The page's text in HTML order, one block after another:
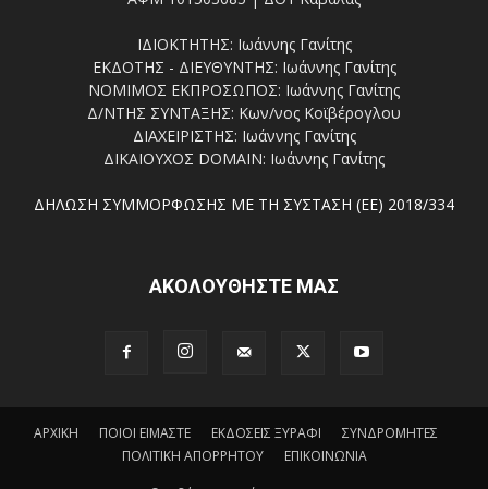
ΙΔΙΟΚΤΗΤΗΣ: Ιωάννης Γανίτης
ΕΚΔΟΤΗΣ - ΔΙΕΥΘΥΝΤΗΣ: Ιωάννης Γανίτης
ΝΟΜΙΜΟΣ ΕΚΠΡΟΣΩΠΟΣ: Ιωάννης Γανίτης
Δ/ΝΤΗΣ ΣΥΝΤΑΞΗΣ: Κων/νος Κοϊβέρογλου
ΔΙΑΧΕΙΡΙΣΤΗΣ: Ιωάννης Γανίτης
ΔΙΚΑΙΟΥΧΟΣ DOMAIN: Ιωάννης Γανίτης
ΔΗΛΩΣΗ ΣΥΜΜΟΡΦΩΣΗΣ ΜΕ ΤΗ ΣΥΣΤΑΣΗ (ΕΕ) 2018/334
ΑΚΟΛΟΥΘΗΣΤΕ ΜΑΣ
ΑΡΧΙΚΗ ΠΟΙΟΙ ΕΙΜΑΣΤΕ ΕΚΔΟΣΕΙΣ ΞΥΡΑΦΙ
ΣΥΝΔΡΟΜΗΤΕΣ
ΠΟΛΙΤΙΚΗ ΑΠΟΡΡΗΤΟΥ
ΕΠΙΚΟΙΝΩΝΙΑ